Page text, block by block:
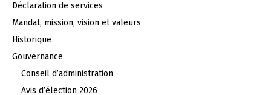
Déclaration de services
Mandat, mission, vision et valeurs
Historique
Gouvernance
Conseil d’administration
Avis d’élection 2026